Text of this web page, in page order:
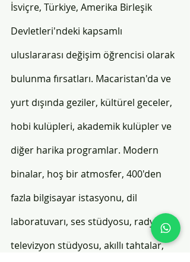
İsviçre, Türkiye, Amerika Birleşik
Devletleri'ndeki kapsamlı
uluslararası değişim öğrencisi olarak
bulunma fırsatları. Macaristan'da ve
yurt dışında geziler, kültürel geceler,
hobi kulüpleri, akademik kulüpler ve
diğer harika programlar. Modern
binalar, hoş bir atmosfer, 400'den
fazla bilgisayar istasyonu, dil
laboratuvarı, ses stüdyosu, radyo ve
televizyon stüdyosu, akıllı tahtalar,